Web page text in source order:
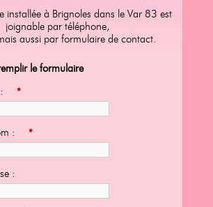
installée à Brignoles dans le Var 83 est
joignable par téléphone,
aussi par formulaire de contact.
le formulaire
*
: *
: